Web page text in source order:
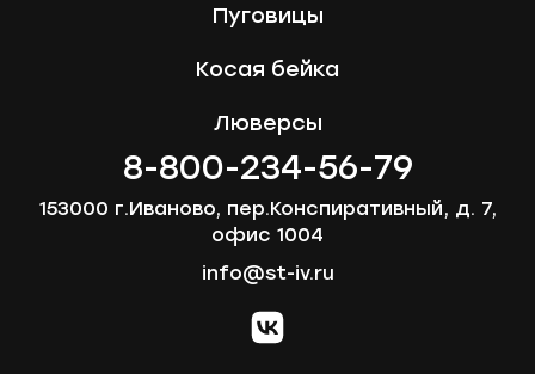
Пуговицы
Косая бейка
Люверсы
8-800-234-56-79
153000 г.Иваново, пер.Конспиративный, д. 7,
офис 1004
info@st-iv.ru
vk.com